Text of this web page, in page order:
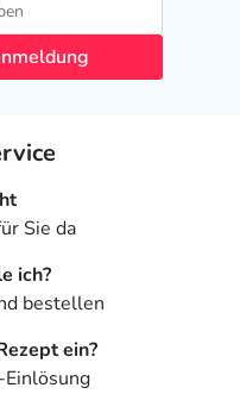
Sie da
ich?
bestellen
ein?